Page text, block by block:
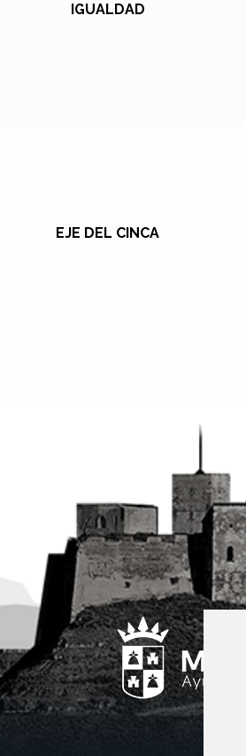
IGUALDAD
EJE DEL CINCA